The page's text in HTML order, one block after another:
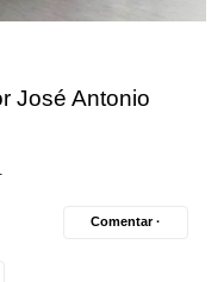
José Antonio
Comentar ·